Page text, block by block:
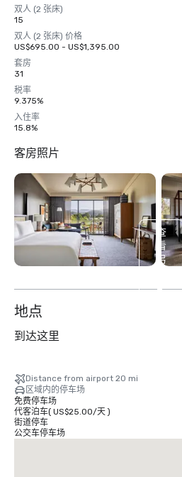
双人 (2 张床)
15
双人 (2 张床) 价格
US$695.00 - US$1,395.00
套房
31
税率
9.375%
入住率
15.8%
客房照片
查
看
另
2
地点
到达这里
Distance from airport 20 mi
区域内的停车场
免费停车场
代客泊车( US$25.00/天)
街道停车
公交车停车场